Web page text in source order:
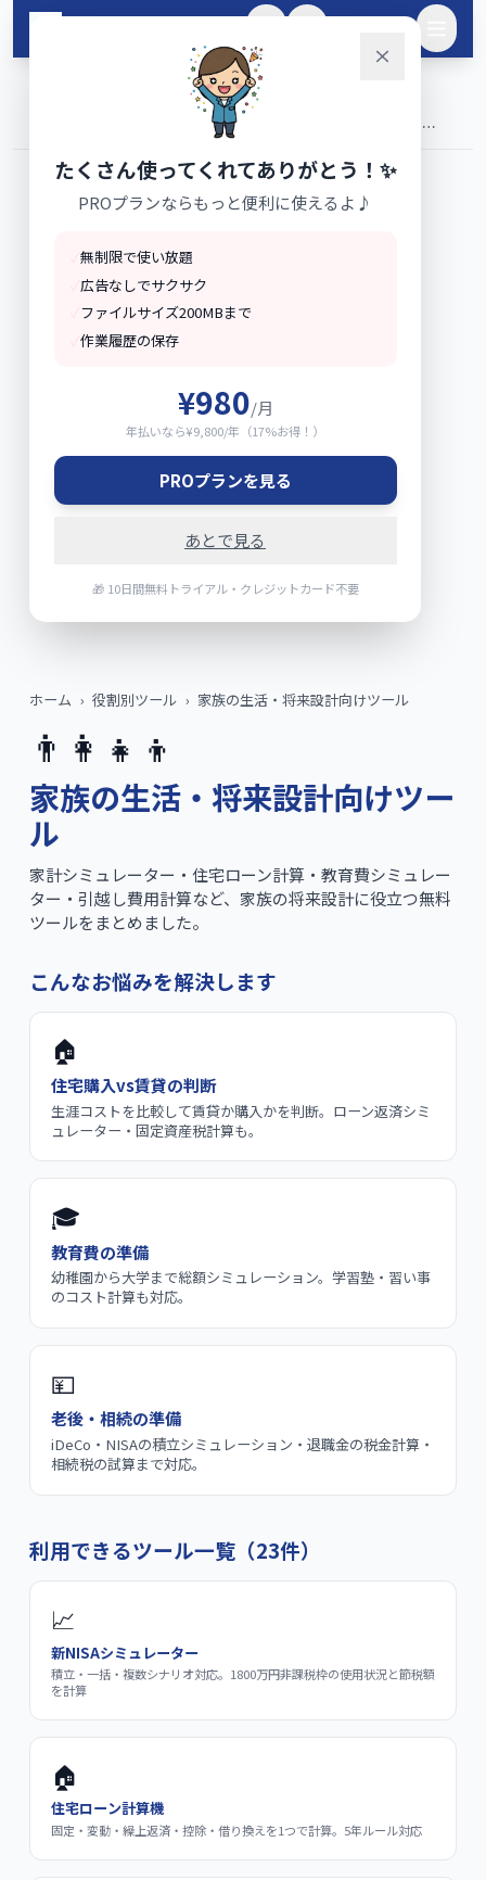
メインコンテンツへスキップ
家族の生活・将来設計向けツール｜家計・住宅・教育・相続 |
ホーム › 役割別ツール › 家族の生活・将来設計向けツール
👨‍👩‍👧‍👦
家族の生活・将来設計向けツー
ル
家計シミュレーター・住宅ローン計算・教育費シミュレー
ター・引越し費用計算など、家族の将来設計に役立つ無料
ツールをまとめました。
こんなお悩みを解決します
🏠
住宅購入vs賃貸の判断
生涯コストを比較して賃貸か購入かを判断。ローン返済シミ
ュレーター・固定資産税計算も。
🎓
教育費の準備
幼稚園から大学まで総額シミュレーション。学習塾・習い事
のコスト計算も対応。
💴
老後・相続の準備
iDeCo・NISAの積立シミュレーション・退職金の税金計算・
相続税の試算まで対応。
利用できるツール一覧（23件）
📈
新NISAシミュレーター
積立・一括・複数シナリオ対応。1800万円非課税枠の使用状況と節税額
を計算
🏠
住宅ローン計算機
固定・変動・繰上返済・控除・借り換えを1つで計算。5年ルール対応
たくさん使ってくれてありがとう！✨
PROプランならもっと便利に使えるよ♪
無制限で使い放題
広告なしでサクサク
ファイルサイズ200MBまで
作業履歴の保存
¥980/月
年払いなら¥9,800/年（17%お得！）
PROプランを見る
あとで見る
🎁 10日間無料トライアル・クレジットカード不要